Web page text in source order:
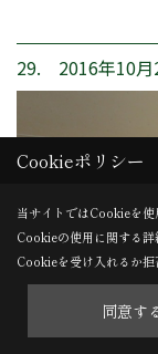
29. 2016年10月
Cookieポリシー
当サイトではCookieを使
Cookieの使用に関する詳
Cookieを受け入れるか拒
同意す